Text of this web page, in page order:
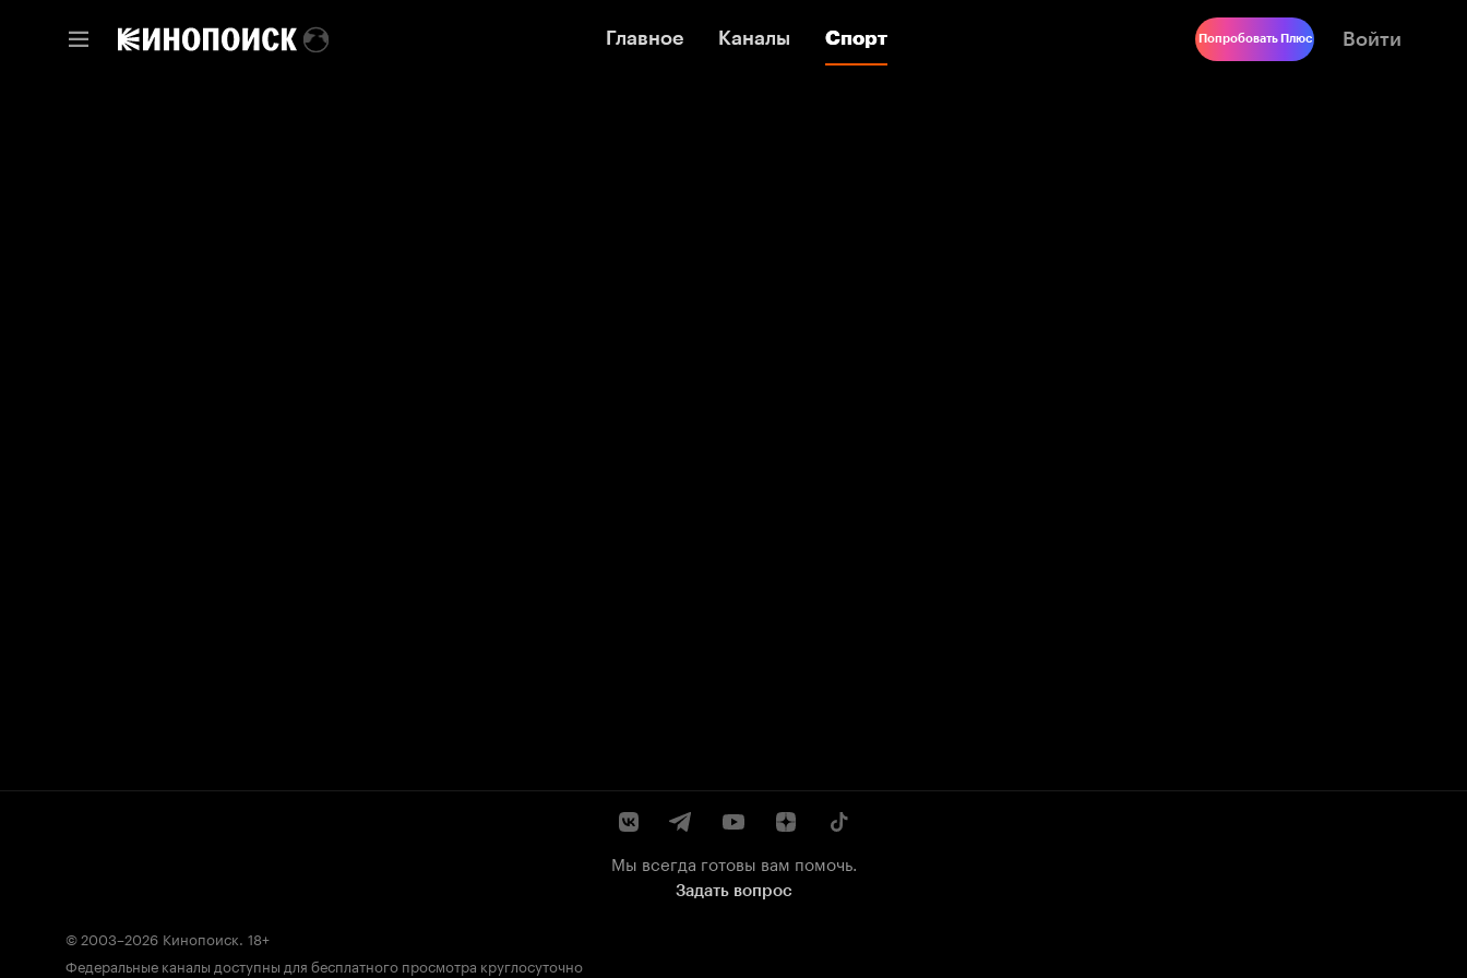
Главное Каналы Спорт
Главное Каналы Спорт Попробовать Плюс Войти
Мы всегда готовы вам помочь.
Задать вопрос
© 2003–2026 Кинопоиск. 18+
Федеральные каналы доступны для бесплатного просмотра круглосуточно